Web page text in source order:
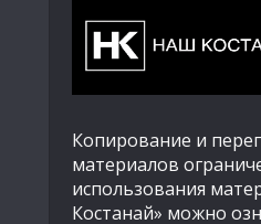
Копирование и
материалов
использования
Костанай» можно